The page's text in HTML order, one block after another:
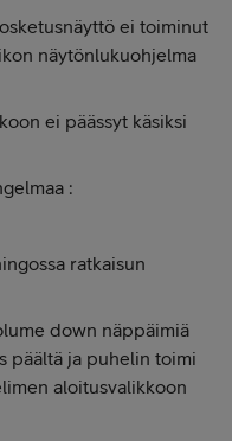
ei toiminut
näytönlukuohjelma
ei päässyt käsiksi
:
ratkaisun
down näppäimiä
päältä ja puhelin toimi
aloitusvalikkoon